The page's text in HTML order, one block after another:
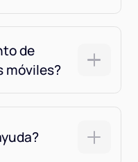
de
móviles?